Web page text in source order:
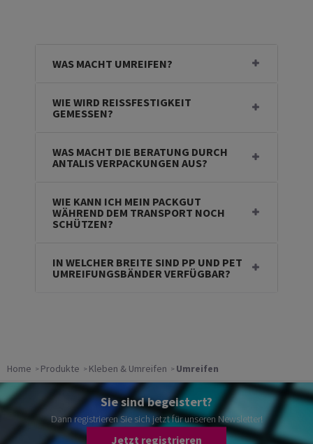
WAS MACHT UMREIFEN?
WIE WIRD REISSFESTIGKEIT G
EMESSEN?
WAS MACHT DIE BERATUNG DURCH
ANTALIS VERPACKUNGEN AUS?
WIE KANN ICH MEIN PACKGUT
WÄHREND DEM TRANSPORT NOCH
SCHÜTZEN?
IN WELCHER BREITE SIND PP UND PET
UMREIFUNGSBÄNDER VERFÜGBAR?
Home Produkte Kleben & Umreifen Umreifen
Sie sind begeistert?
Dann registrieren Sie sich jetzt für unseren Newsletter!
Jetzt registrieren